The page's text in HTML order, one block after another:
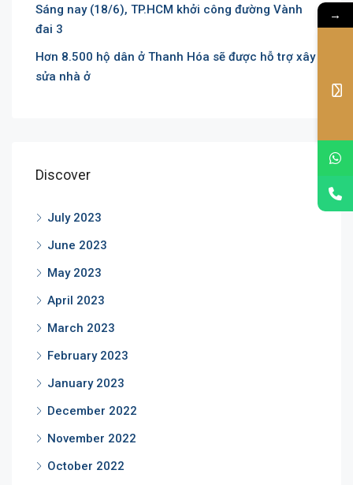
Sáng nay (18/6), TP.HCM khởi công đường Vành
đai 3
Hơn 8.500 hộ dân ở Thanh Hóa sẽ được hỗ trợ xây
sửa nhà ở
Discover
July 2023
June 2023
May 2023
April 2023
March 2023
February 2023
January 2023
December 2022
November 2022
October 2022
→